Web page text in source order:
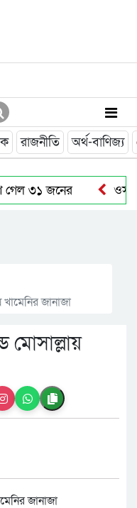
রাজনীতি অর্থ-বাণিজ্য
গেল ৩১ জনের
খামেনির জানাজা
মোসাল্লায়